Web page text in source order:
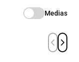
Medias